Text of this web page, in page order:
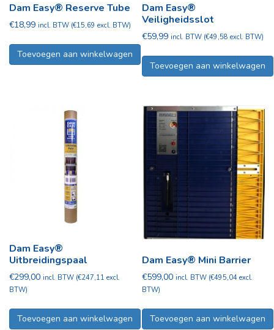
Dam Easy® Reserve Tube
€18,99 incl. BTW (€15,69 excl. BTW)
Toevoegen aan winkelwagen
Dam Easy®
Veiligheidsslot
€59,99 incl. BTW (€49,58 excl. BTW)
Toevoegen aan winkelwagen
Dam Easy®
Uitbreidingspaal
€299,00 incl. BTW (€247,11 excl.
BTW)
Toevoegen aan winkelwagen
Dam Easy® Mini Barrier
€599,00 incl. BTW (€495,04 excl.
BTW)
Toevoegen aan winkelwagen